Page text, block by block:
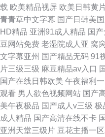
载 欧美精品视屏 欧美日韩黄
青青草中文字幕 国产日韩美国
HD精品 亚洲91成人精品 国
豆网站免费 老湿院成人亚 窝
文字幕亚州 国产精品无码 91
片三级三级 麻豆精品av入口
国产在线日韩欧美 午夜福利
观看 男人欲色视频网站 国产
美午夜极品 国产成人v三级 极
成人精品 国产高清在线不卡
亚洲天堂三级片 豆花主播一